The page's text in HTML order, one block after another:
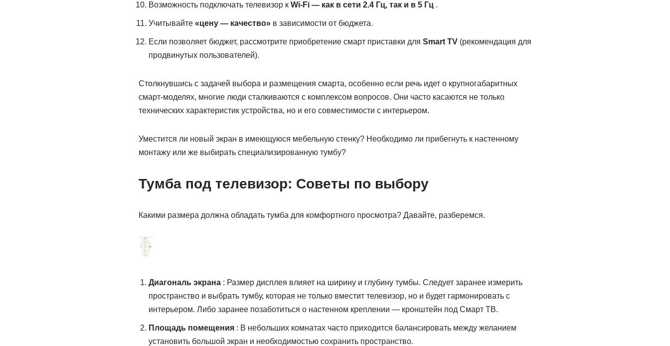
Возможность подключать телевизор к Wi-Fi — как в сети 2.4 Гц, так и в 5 Гц.
Учитывайте «цену — качество»в зависимости от бюджета.
Если позволяет бюджет, рассмотрите приобретение смарт приставки для Smart TV(рекомендация для
продвинутых пользователей).
Столкнувшись с задачей выбора и размещения смарта, особенно если речь идет о крупногабаритных
смарт-моделях, многие люди сталкиваются с комплексом вопросов. Они часто касаются не только
технических характеристик устройства, но и его совместимости с интерьером.
Уместится ли новый экран в имеющуюся мебельную стенку? Необходимо ли прибегнуть к настенному
монтажу или же выбирать специализированную тумбу?
Тумба под телевизор: Советы по выбору
Какими размера должна обладать тумба для комфортного просмотра? Давайте, разберемся.
Диагональ экрана: Размер дисплея влияет на ширину и глубину тумбы. Следует заранее измерить
пространство и выбрать тумбу, которая не только вместит телевизор, но и будет гармонировать с
интерьером. Либо заранее позаботиться о настенном креплении — кронштейн под Смарт ТВ.
Площадь помещения: В небольших комнатах часто приходится балансировать между желанием
установить большой экран и необходимостью сохранить пространство.